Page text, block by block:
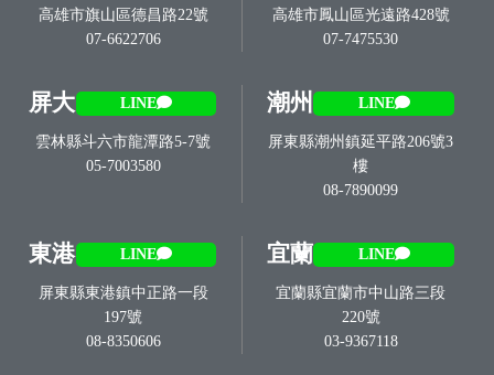
高雄市旗山區德昌路22號
07-6622706
高雄市鳳山區光遠路428號
07-7475530
屏大 LINE
雲林縣斗六市龍潭路5-7號
05-7003580
潮州 LINE
屏東縣潮州鎮延平路206號3
樓
08-7890099
東港 LINE
屏東縣東港鎮中正路一段
197號
08-8350606
宜蘭 LINE
宜蘭縣宜蘭市中山路三段
220號
03-9367118